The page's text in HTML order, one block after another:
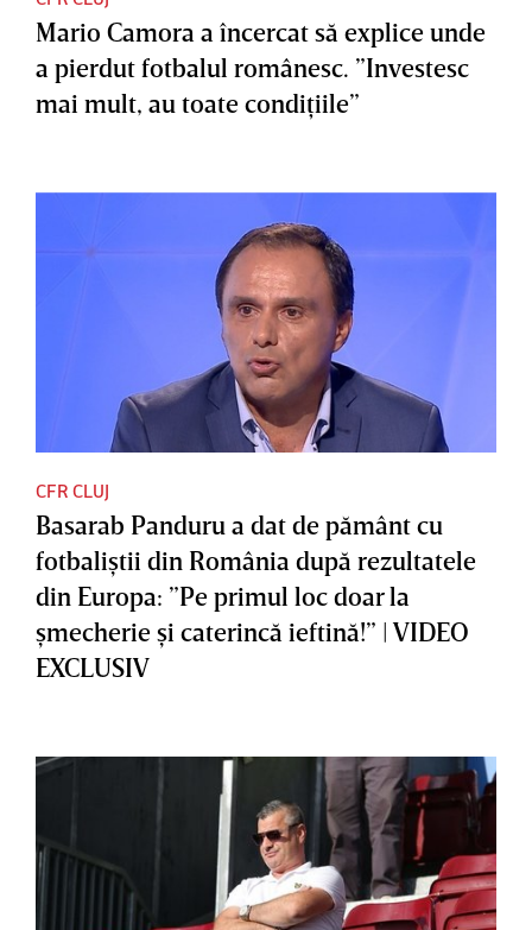
Mario Camora a încercat să explice unde
a pierdut fotbalul românesc. ”Investesc
mai mult, au toate condiţiile”
CFR CLUJ
Basarab Panduru a dat de pământ cu
fotbaliştii din România după rezultatele
din Europa: ”Pe primul loc doar la
şmecherie şi caterincă ieftină!” | VIDEO
EXCLUSIV